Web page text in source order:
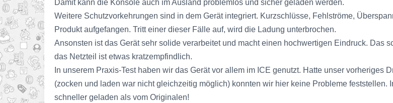
Damit kann die Konsole auch im Ausland problemlos und sicher geladen werden.
Weitere Schutzvorkehrungen sind in dem Gerät integriert. Kurzschlüsse, Fehlströme,
Produkt aufgefangen. Tritt einer dieser Fälle auf, wird die Ladung unterbrochen.
Ansonsten ist das Gerät sehr solide verarbeitet und macht einen hochwertigen Eindruck. Das
das Netzteil ist etwas kratzempfindlich.
In unserem Praxis-Test haben wir das Gerät vor allem im ICE genutzt. Hatte unser
(zocken und laden war nicht gleichzeitig möglich) konnten wir hier keine Probleme
schneller geladen als vom Originalen!